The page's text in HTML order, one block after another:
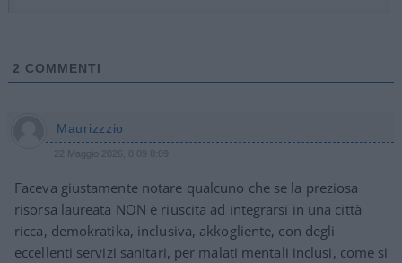
2 COMMENTI
Maurizzzio
22 Maggio 2026, 8:09 8:09
Faceva giustamente notare qualcuno che se la preziosa
risorsa laureata NON è riuscita ad integrarsi in una città
ricca, demokratika, inclusiva, akkogliente, con degli
eccellenti servizi sanitari, per malati mentali inclusi, come si